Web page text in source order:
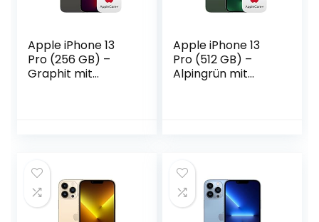
Apple iPhone 13
Pro (256 GB) –
Graphit mit
Apple iPhone 13
Pro (512 GB) –
Alpingrün mit